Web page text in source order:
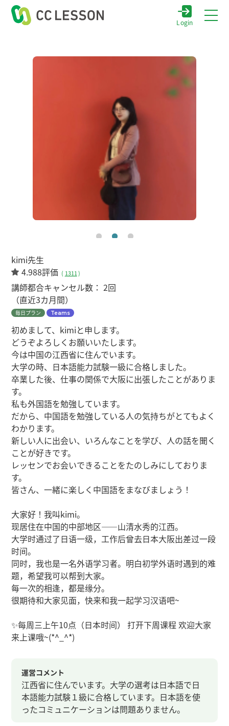
Login
kimi先生
4.988評価 ( 1311 )
講師都合キャンセル数：2回
（直近3カ月間）
毎日プラン Teams
初めまして、kimiと申します。
どうぞよろしくお願いいたします。
今は中国の江西省に住んでいます。
大学の時、日本語能力試験一級に合格しました。
卒業した後、仕事の関係で大阪に出張したことがありま
す。
私も外国語を勉強しています。
だから、中国語を勉強している人の気持ちがとてもよく
わかります。
新しい人に出会い、いろんなことを学び、人の話を聞く
ことが好きです。
レッセンでお会いできることをたのしみにしておりま
す。
皆さん、一緒に楽しく中国語をまなびましょう！
大家好！我叫kimi。
现居住在中国的中部地区——山清水秀的江西。
大学时通过了日语一级，工作后曾去日本大阪出差过一段
时间。
同时，我也是一名外语学习者。明白初学外语时遇到的难
题，希望我可以帮到大家。
每一次的相逢，都是缘分。
很期待和大家见面，快来和我一起学习汉语吧~
✨每周三上午10点（日本时间） 打开下周课程 欢迎大家
来上课哦~(*^_^*)
運営コメント
江西省に住んでいます。大学の選考は日本語で日
本語能力試験１級に合格しています。日本語を使
ったコミュニケーションは問題ありません。